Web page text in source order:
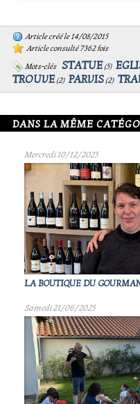
Article créé le 14/08/2015
Article consulté 7362 fois
Mots-clés
STATUE (5)
TROUVE (2) PARVIS (2)
DANS LA MÊME
Mercredi 10/12/2025
LA BOUTIQUE DU
Samedi 21/06/2025